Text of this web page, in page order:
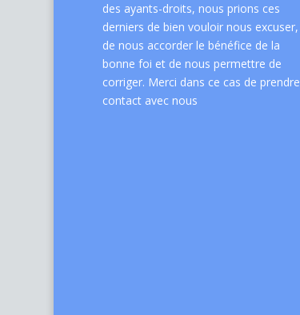
des ayants-droits, nous prions ces
derniers de bien vouloir nous excuser,
de nous accorder le bénéfice de la
bonne foi et de nous permettre de
corriger. Merci dans ce cas de prendre
contact avec nous